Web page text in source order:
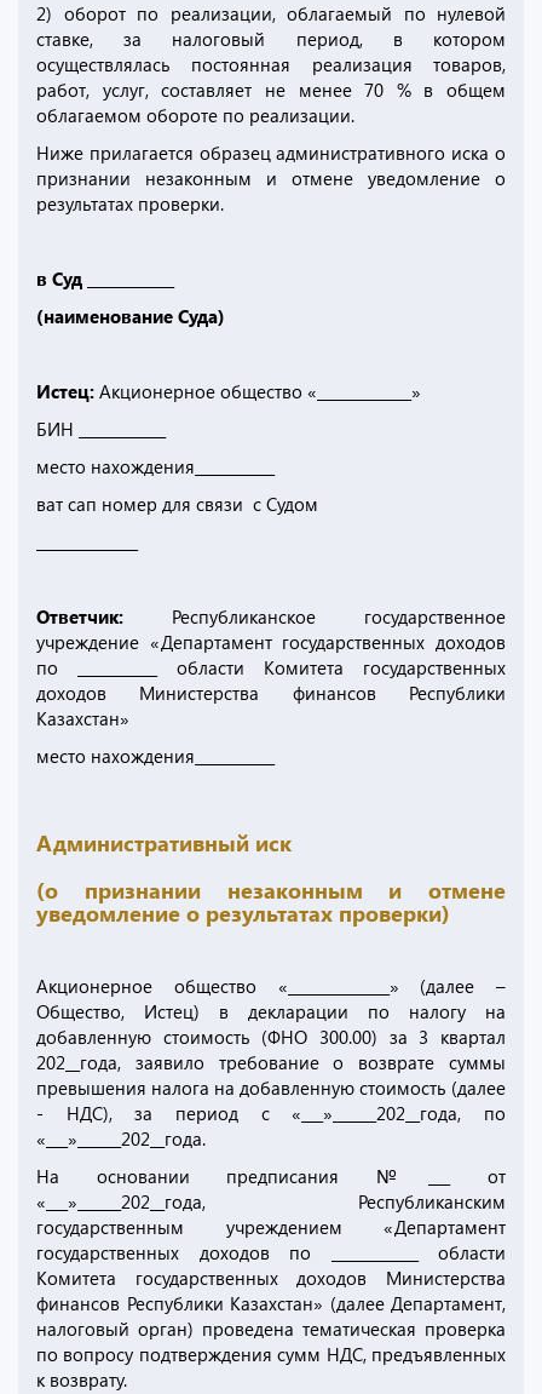
2) оборот по реализации, облагаемый по нулевой
ставке, за налоговый период, в котором
осуществлялась постоянная реализация товаров,
работ, услуг, составляет не менее 70 % в общем
облагаемом обороте по реализации.
Ниже прилагается образец административного иска о
признании незаконным и отмене уведомление о
результатах проверки.
в Суд ____________
(наименование Суда)
Истец: Акционерное общество «_____________»
БИН ____________
место нахождения___________
ват сап номер для связи с Судом
Ответчик: Республиканское государственное
учреждение «Департамент государственных доходов
по ___________ области Комитета государственных
доходов Министерства финансов Республики
Казахстан»
место нахождения___________
Административный иск
(о признании незаконным и отмене
уведомление о результатах проверки)
Акционерное общество «______________» (далее –
Общество, Истец) в декларации по налогу на
добавленную стоимость (ФНО 300.00) за 3 квартал
202__года, заявило требование о возврате суммы
превышения налога на добавленную стоимость (далее
- НДС), за период с «___»______202__года, по
«___»______202__года.
На основании предписания №___ от
«___»______202__года, Республиканским
государственным учреждением «Департамент
государственных доходов по ____________ области
Комитета государственных доходов Министерства
финансов Республики Казахстан» (далее Департамент,
налоговый орган) проведена тематическая проверка
по вопросу подтверждения сумм НДС, предъявленных
к возврату.